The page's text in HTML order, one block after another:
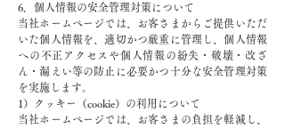
6．個人情報の安全管理対策について
当社ホームページでは、お客さまからご提供いただ
いた個人情報を、適切かつ厳重に管理し、個人情報
への不正アクセスや個人情報の紛失・破壊・改ざ
ん・漏えい等の防止に必要かつ十分な安全管理対策
を実施します。
1）クッキー（cookie）の利用について
当社ホームページでは、お客さまの負担を軽減し、